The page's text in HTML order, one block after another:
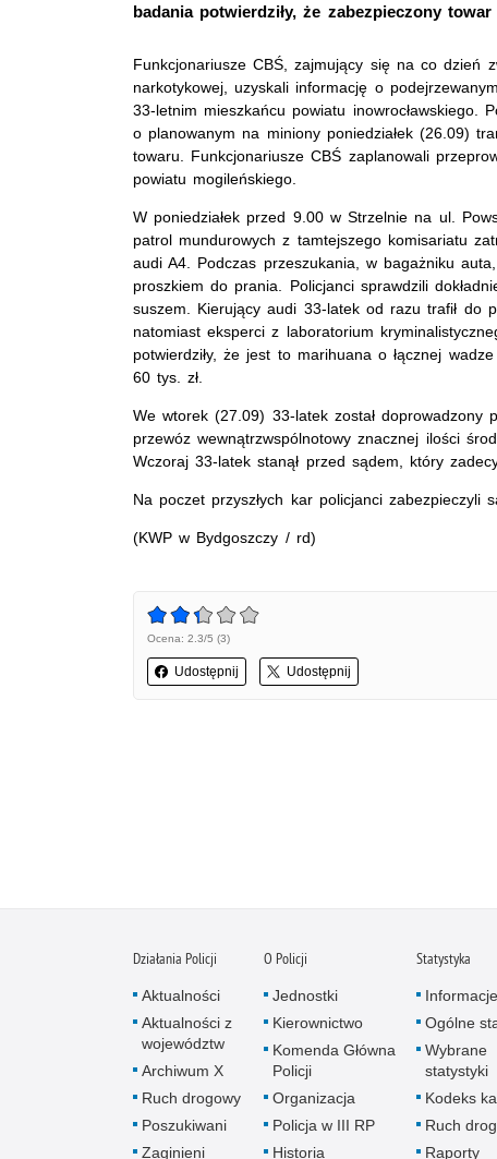
badania potwierdziły, że zabezpieczony
Funkcjonariusze CBŚ, zajmujący się na co dzień
narkotykowej, uzyskali informację o
33-letnim mieszkańcu powiatu inowrocławskiego.
o planowanym na miniony poniedziałek (26.09)
towaru. Funkcjonariusze CBŚ zaplanowali
powiatu mogileńskiego.
W poniedziałek przed 9.00 w Strzelnie na ul.
patrol mundurowych z tamtejszego komisariatu
audi A4. Podczas przeszukania, w bagażniku
proszkiem do prania. Policjanci sprawdzili
suszem. Kierujący audi 33-latek od razu trafił do
natomiast eksperci z laboratorium
potwierdziły, że jest to marihuana o łącznej
60 tys. zł.
We wtorek (27.09) 33-latek został doprowadzony
przewóz wewnątrzwspólnotowy znacznej ilości
Wczoraj 33-latek stanął przed sądem, który
Na poczet przyszłych kar policjanci zabezpieczyli
(KWP w Bydgoszczy / rd)
Ocena: 2.3/5 (3)
Udostępnij Udostępnij
Działania Policji
Aktualności
Aktualności z
województw
Archiwum X
Ruch drogowy
Poszukiwani
Zaginieni
O Policji
Jednostki
Kierownictwo
Komenda Główna
Policji
Organizacja
Policja w III RP
Historia
Statystyka
Informacje
Ogólne
Wybrane
statystyki
Kodeks
Ruch
Raporty